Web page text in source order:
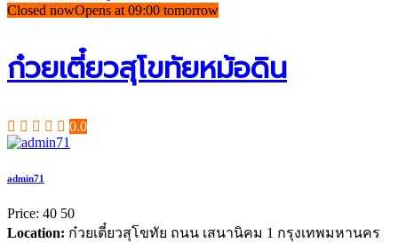
Closed nowOpens at 09:00 tomorrow
ก๋วยเตี๋ยวสุโขทัยหม้อดิน
0.0
admin71
Price: 40 50
Location: ก๋วยเตี๋ยวสุโขทัย ถนน เสนานิคม 1 กรุงเทพมหานคร